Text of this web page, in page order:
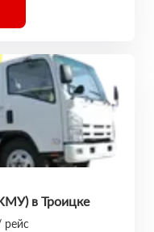
в Троицке
рейс